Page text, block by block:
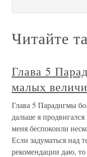
Читайте
Глава 5
малых
Глава 5 Парадигмы
дальше я
меня беспокоили
Если задуматься над
рекомендации даю, то